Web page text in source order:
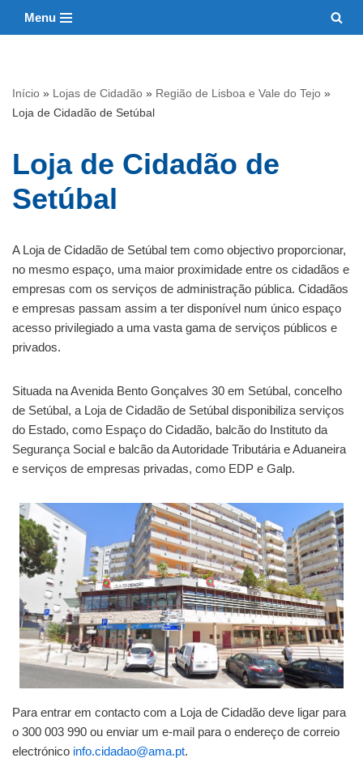
conteúdo
Menu
Início » Lojas de Cidadão » Região de Lisboa e Vale do Tejo »
Loja de Cidadão de Setúbal
Loja de Cidadão de
Setúbal
A Loja de Cidadão de Setúbal tem como objectivo proporcionar,
no mesmo espaço, uma maior proximidade entre os cidadãos e
empresas com os serviços de administração pública. Cidadãos
e empresas passam assim a ter disponível num único espaço
acesso privilegiado a uma vasta gama de serviços públicos e
privados.
Situada na Avenida Bento Gonçalves 30 em Setúbal, concelho
de Setúbal, a Loja de Cidadão de Setúbal disponibiliza serviços
do Estado, como Espaço do Cidadão, balcão do Instituto da
Segurança Social e balcão da Autoridade Tributária e Aduaneira
e serviços de empresas privadas, como EDP e Galp.
Para entrar em contacto com a Loja de Cidadão deve ligar para
o 300 003 990 ou enviar um e-mail para o endereço de correio
electrónico info.cidadao@ama.pt.